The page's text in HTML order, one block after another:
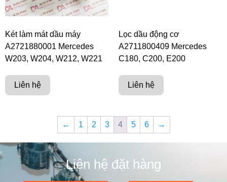
Két làm mát dầu máy
A2721880001 Mercedes
W203, W204, W212, W221
Liên hệ
Lọc dầu động cơ
A2711800409 Mercedes
C180, C200, E200
Liên hệ
← 1 2 3 4 5 6 →
Liên hệ đặt hàng